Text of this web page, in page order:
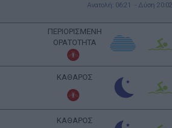
Ανατολή: 06:21 - Δύση 20:02
ΠΕΡΙΟΡΙΣΜΕΝΗ
ΟΡΑΤΟΤΗΤΑ
ΚΑΘΑΡΟΣ
ΚΑΘΑΡΟΣ